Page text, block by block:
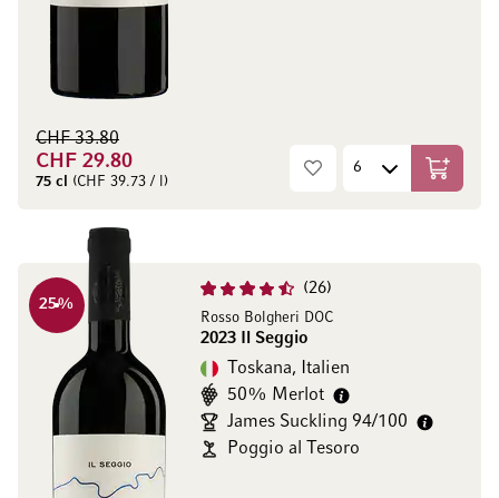
CHF 29.80
CHF 33.80
75 cl (CHF 39.73 / l) In den
26
Rosso Bolgheri DOC
2023 Il Seggio
25%
Toskana, Italien
50% Merlot
James Suckling 94/100
Poggio al Tesoro